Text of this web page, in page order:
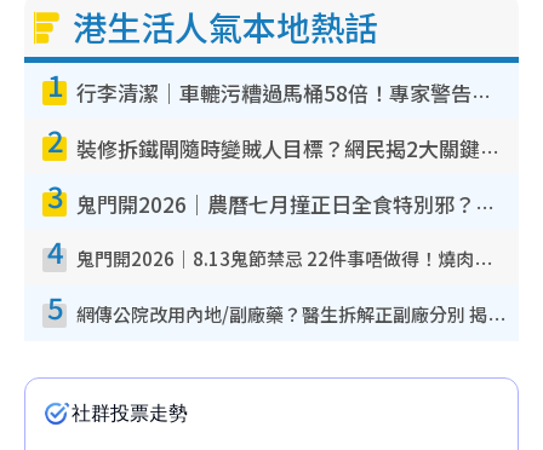
港生活人氣本地熱話
1 行李清潔｜車轆污糟過馬桶58倍！專家警告忌用酒精抹 教1招免污手除菌
2 裝修拆鐵閘隨時變賊人目標？網民揭2大關鍵用途：裝新式等於白裝？附新舊鐵閘分別
3 鬼門開2026｜農曆七月撞正日全食特別邪？專家警告切忌做一事！揭4大禁忌+2招保平安
4 鬼門開2026｜8.13鬼節禁忌 22件事唔做得！燒肉、刺身要少食？半夜勿吹口哨/打呢個電話
5 網傳公院改用內地/副廠藥？醫生拆解正副廠分別 揭4類人換藥隨時出事